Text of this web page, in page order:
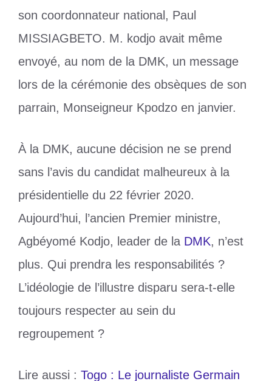
son coordonnateur national, Paul
MISSIAGBETO. M. kodjo avait même
envoyé, au nom de la DMK, un message
lors de la cérémonie des obsèques de son
parrain, Monseigneur Kpodzo en janvier.
À la DMK, aucune décision ne se prend
sans l’avis du candidat malheureux à la
présidentielle du 22 février 2020.
Aujourd’hui, l’ancien Premier ministre,
Agbéyomé Kodjo, leader de la DMK, n’est
plus. Qui prendra les responsabilités ?
L’idéologie de l’illustre disparu sera-t-elle
toujours respecter au sein du
regroupement ?
Lire aussi : Togo : Le journaliste Germain